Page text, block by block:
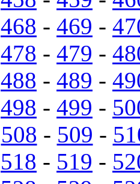
468 - 469 -
478 - 479 -
488 - 489 -
498 - 499 -
508 - 509 -
518 - 519 -